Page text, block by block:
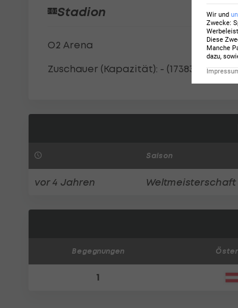
Stadion
O2 Arena
Zuschauer (Kapazität): - (17383)
Saison
vor 4 Jahren Weltmeisterschaft
Begegnungen
1
Wir und
Zwecke:
Diese
Manche
dazu,